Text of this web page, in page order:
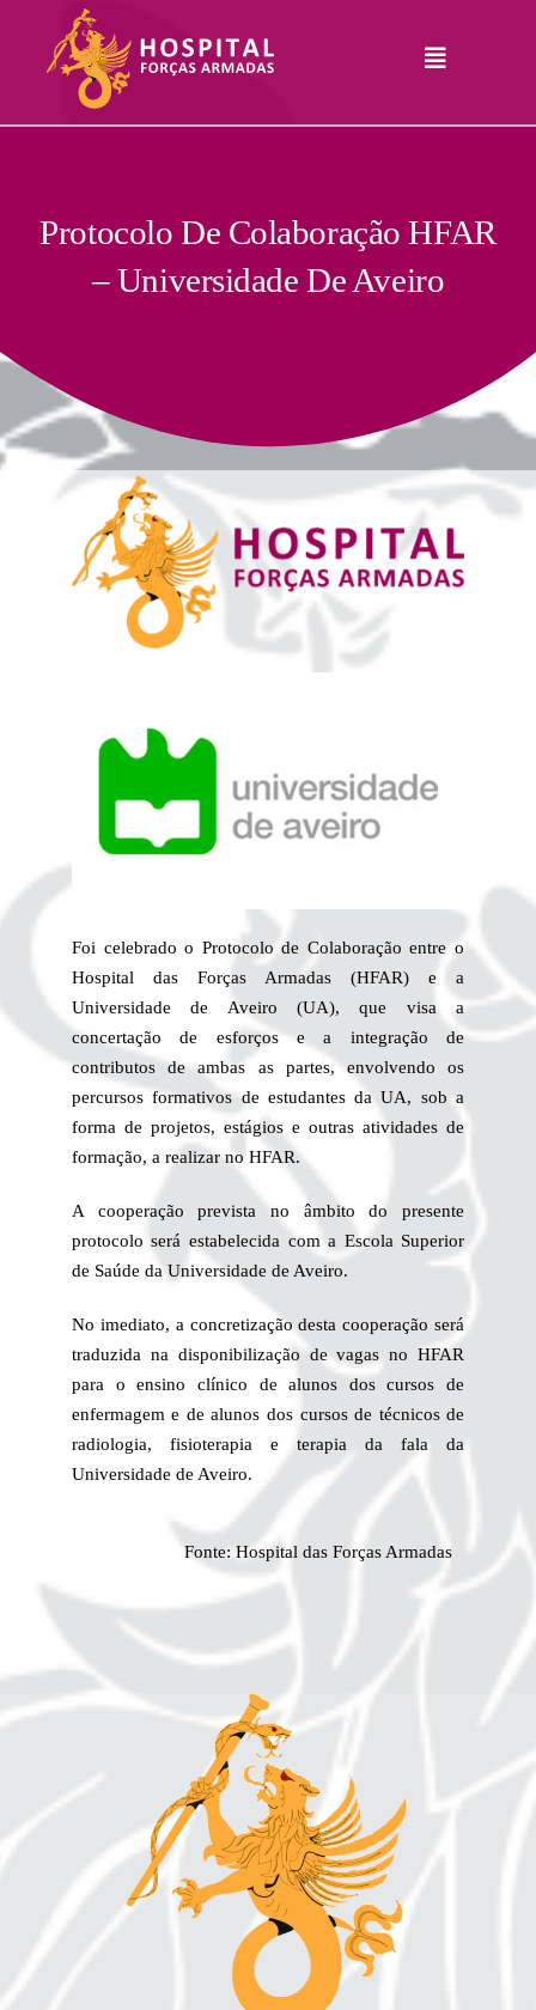
content
Toggle
Serviços
Comunicação
RHLogin
Protocolo De Colaboração HFAR
– Universidade De Aveiro
Foi celebrado o Protocolo de Colaboração entre o
Hospital das Forças Armadas (HFAR) e a
Universidade de Aveiro (UA), que visa a
concertação de esforços e a integração de
contributos de ambas as partes, envolvendo os
percursos formativos de estudantes da UA, sob a
forma de projetos, estágios e outras atividades de
formação, a realizar no HFAR.
A cooperação prevista no âmbito do presente
protocolo será estabelecida com a Escola Superior
de Saúde da Universidade de Aveiro.
No imediato, a concretização desta cooperação será
traduzida na disponibilização de vagas no HFAR
para o ensino clínico de alunos dos cursos de
enfermagem e de alunos dos cursos de técnicos de
radiologia, fisioterapia e terapia da fala da
Universidade de Aveiro.
Fonte: Hospital das Forças Armadas